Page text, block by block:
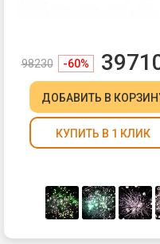
98230 -60%
ДОБАВИТЬ В
КУПИТЬ В 1 КЛИК